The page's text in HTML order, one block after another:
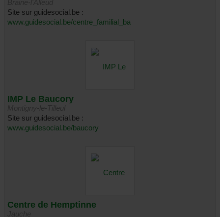
Site sur guidesocial.be :
www.guidesocial.be/centre_familial_ba
IMP Le Baucory
Site sur guidesocial.be :
www.guidesocial.be/baucory
Centre de Hemptinne